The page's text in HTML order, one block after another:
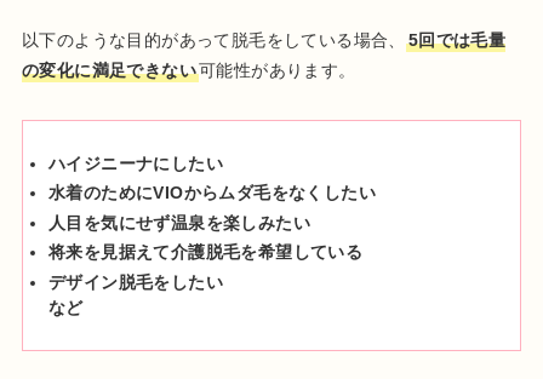
以下のような目的があって脱毛をしている場合、
5回では毛量
の変化に満足できない可能性があります。
ハイジニーナにしたい
水着のためにVIOからムダ毛をなくしたい
人目を気にせず温泉を楽しみたい
将来を見据えて介護脱毛を希望している
デザイン脱毛をしたい
など